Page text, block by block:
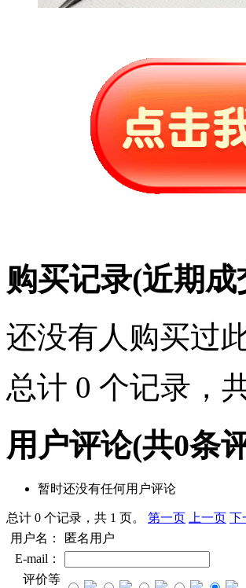
购买记录(近期成
还没有人购买过
总计 0 个记录，
用户评论(共0条
暂时还没有任何用户评论
总计 0 个记录，共 1 页。 第一页 上一页 下
用户名：
匿名用户
E-mail：
评价等